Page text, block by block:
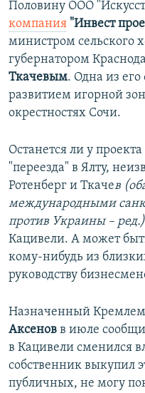
Половину ООО
компания "Инвест
министром сельского
губернатором
Ткачевым. Одна из
развитием игорной
окрестностях Сочи.
Останется ли у
"переезда" в Ялту,
Ротенберг и Ткачев
международными
против Украины – ред.)
Кацивели. А может
кому-нибудь из
руководству
Назначенный
Аксенов в июле
в Кацивели сменился
собственник выкупил
публичных, не могу